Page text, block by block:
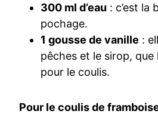
300 ml d’eau : c’est la
pochage.
1 gousse de vanille :
pêches et le sirop, que
pour le coulis.
Pour le coulis de